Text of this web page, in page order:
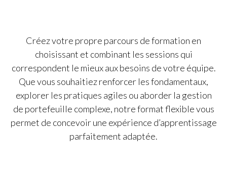
Créez votre propre parcours de formation en
choisissant et combinant les sessions qui
correspondent le mieux aux besoins de votre équipe.
Que vous souhaitiez renforcer les fondamentaux,
explorer les pratiques agiles ou aborder la gestion
de portefeuille complexe, notre format flexible vous
permet de concevoir une expérience d’apprentissage
parfaitement adaptée.